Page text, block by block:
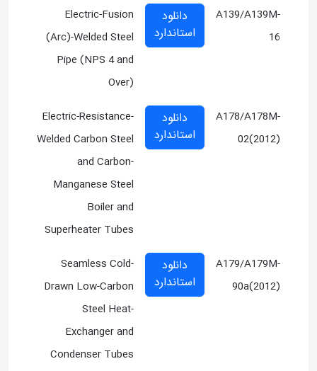
A139/A139M-
16
دانلود
استاندارد
Electric-Fusion
(Arc)-Welded Steel
Pipe (NPS 4 and
Over)
A178/A178M-
02(2012)
دانلود
استاندارد
Electric-Resistance-
Welded Carbon Steel
and Carbon-
Manganese Steel
Boiler and
Superheater Tubes
A179/A179M-
90a(2012)
دانلود
استاندارد
Seamless Cold-
Drawn Low-Carbon
Steel Heat-
Exchanger and
Condenser Tubes